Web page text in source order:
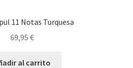
11 Notas Turquesa
69,95 €
al carrito